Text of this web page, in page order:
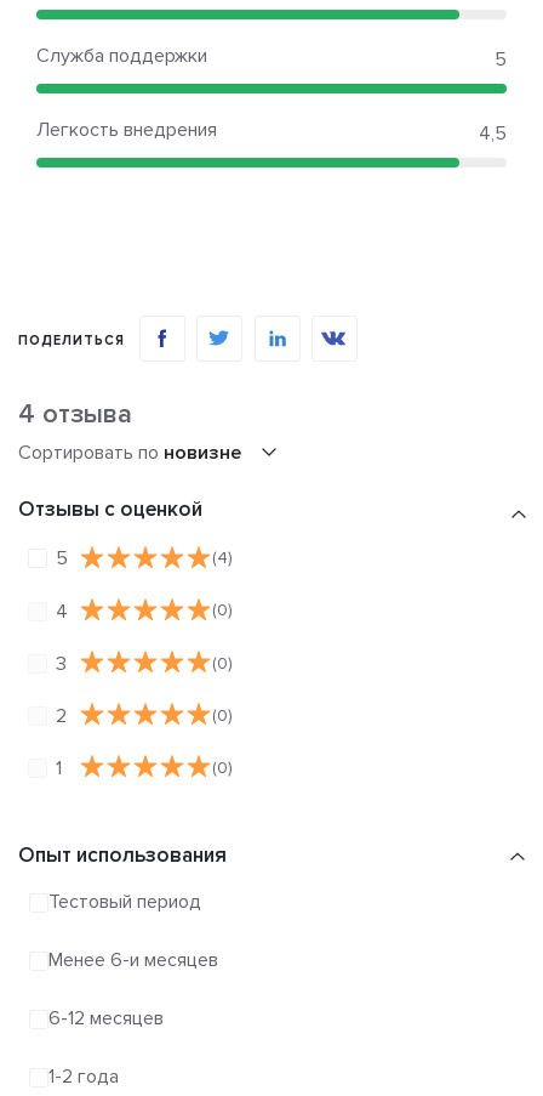
Служба поддержки 5
Легкость внедрения 4,5
ПОДЕЛИТЬСЯ
4 отзыва
Сортировать по новизне
Отзывы с оценкой
5 (4)
4 (0)
3 (0)
2 (0)
1 (0)
Опыт использования
Тестовый период
Менее 6-и месяцев
6-12 месяцев
1-2 года